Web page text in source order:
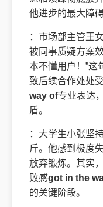
他进步的最大障碍
：市场部主管王
被同事质疑方案
本不懂用户！”这
致后续合作处处
way of专业表达
盾。
：大学生小张坚
斤。他感到极度
放弃锻炼。其实
败感got in the
的关键阶段。